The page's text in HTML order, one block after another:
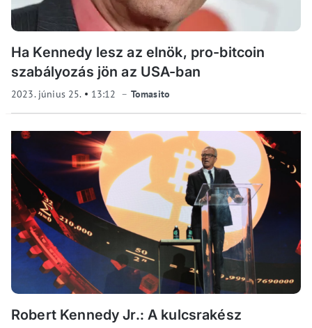
Ha Kennedy lesz az elnök, pro-bitcoin
szabályozás jön az USA-ban
2023. június 25. 13:12 Tomasito
Robert Kennedy Jr.: A kulcsrakész